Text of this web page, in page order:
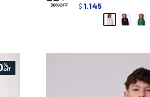
$ 1.145